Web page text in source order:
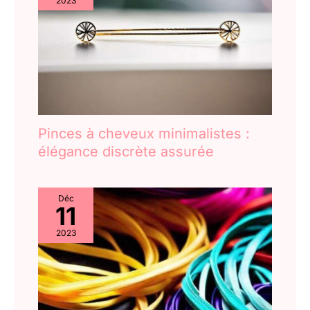
Pinces à cheveux minimalistes :
élégance discrète assurée
Déc
11
2023